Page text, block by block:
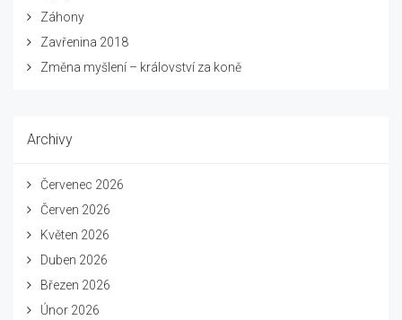
Záhony
Zavřenina 2018
Změna myšlení – království za koně
Archivy
Červenec 2026
Červen 2026
Květen 2026
Duben 2026
Březen 2026
Únor 2026